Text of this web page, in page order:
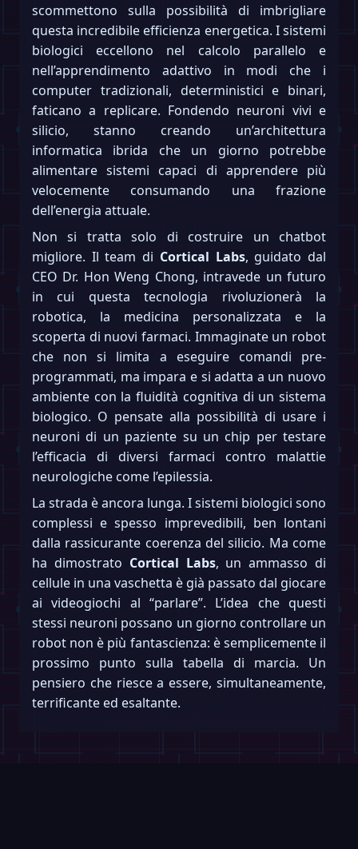
scommettono sulla possibilità di imbrigliare
questa incredibile efficienza energetica. I sistemi
biologici eccellono nel calcolo parallelo e
nell’apprendimento adattivo in modi che i
computer tradizionali, deterministici e binari,
faticano a replicare. Fondendo neuroni vivi e
silicio, stanno creando un’architettura
informatica ibrida che un giorno potrebbe
alimentare sistemi capaci di apprendere più
velocemente consumando una frazione
dell’energia attuale.
Non si tratta solo di costruire un chatbot
migliore. Il team di Cortical Labs, guidato dal
CEO Dr. Hon Weng Chong, intravede un futuro
in cui questa tecnologia rivoluzionerà la
robotica, la medicina personalizzata e la
scoperta di nuovi farmaci. Immaginate un robot
che non si limita a eseguire comandi pre-
programmati, ma impara e si adatta a un nuovo
ambiente con la fluidità cognitiva di un sistema
biologico. O pensate alla possibilità di usare i
neuroni di un paziente su un chip per testare
l’efficacia di diversi farmaci contro malattie
neurologiche come l’epilessia.
La strada è ancora lunga. I sistemi biologici sono
complessi e spesso imprevedibili, ben lontani
dalla rassicurante coerenza del silicio. Ma come
ha dimostrato Cortical Labs, un ammasso di
cellule in una vaschetta è già passato dal giocare
ai videogiochi al “parlare”. L’idea che questi
stessi neuroni possano un giorno controllare un
robot non è più fantascienza: è semplicemente il
prossimo punto sulla tabella di marcia. Un
pensiero che riesce a essere, simultaneamente,
terrificante ed esaltante.